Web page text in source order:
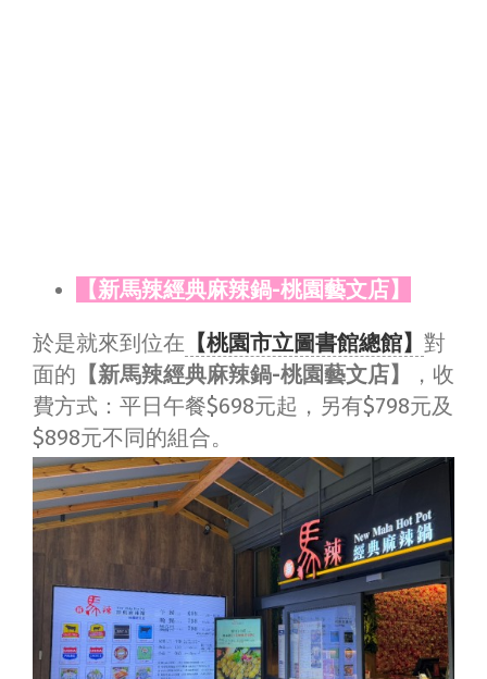
【新馬辣經典麻辣鍋-桃園藝文店】
於是就來到位在 【桃園市立圖書館總館】 對
面的 【新馬辣經典麻辣鍋-桃園藝文店】
，收
費方式：平日午餐$698元起，另有$798元及
$898元不同的組合。